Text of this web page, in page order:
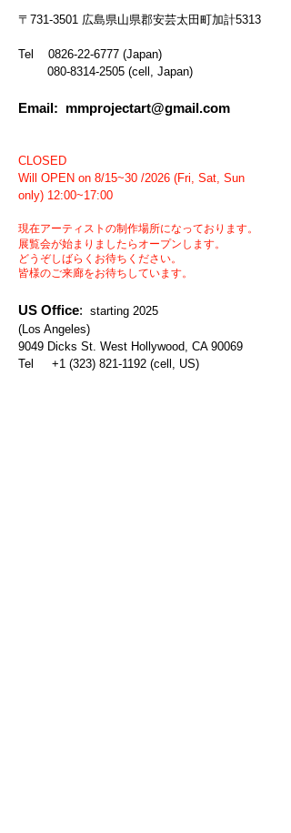
〒731-3501 広島県山県郡安芸太田町加計5313
Tel 0826-22-6777 (Japan)
080-8314-2505 (cell, Japan)
Email: mmprojectart@gmail.com
CLOSED
Will OPEN on 8/15~30 /2026 (Fri, Sat, Sun
only) 12:00~17:00
現在アーティストの制作場所になっております。
展覧会が始まりましたらオープンします。
どうぞしばらくお待ちください。
皆様のご来廊をお待ちしています。
US Office: starting 2025
(Los Angeles)
9049 Dicks St. West Hollywood, CA 90069
Tel +1 (323) 821-1192 (cell, US)